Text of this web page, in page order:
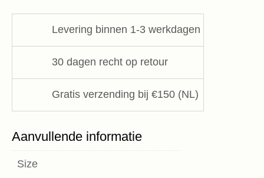
Levering binnen 1-3 werkdagen
30 dagen recht op retour
Gratis verzending bij €150 (NL)
Aanvullende informatie
Size